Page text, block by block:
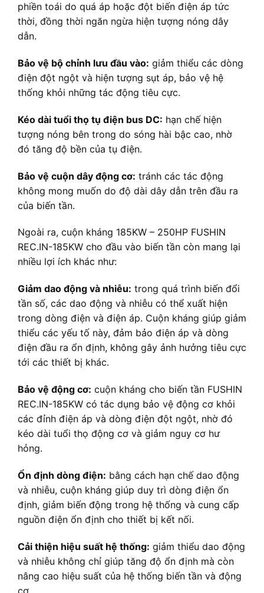
phiền toái do quá áp hoặc đột biến điện áp tức
thời, đồng thời ngăn ngừa hiện tượng nóng dây
dẫn.
Bảo vệ bộ chỉnh lưu đầu vào: giảm thiểu các dòng
điện đột ngột và hiện tượng sụt áp, bảo vệ hệ
thống khỏi những tác động tiêu cực.
Kéo dài tuổi thọ tụ điện bus DC: hạn chế hiện
tượng nóng bên trong do sóng hài bậc cao, nhờ
đó tăng độ bền của tụ điện.
Bảo vệ cuộn dây động cơ: tránh các tác động
không mong muốn do độ dài dây dẫn trên đầu ra
của biến tần.
Ngoài ra, cuộn kháng 185KW – 250HP FUSHIN
REC.IN-185KW cho đầu vào biến tần còn mang lại
nhiều lợi ích khác như:
Giảm dao động và nhiễu: trong quá trình biến đổi
tần số, các dao động và nhiễu có thể xuất hiện
trong dòng điện và điện áp. Cuộn kháng giúp giảm
thiểu các yếu tố này, đảm bảo điện áp và dòng
điện đầu ra ổn định, không gây ảnh hưởng tiêu cực
tới các thiết bị khác.
Bảo vệ động cơ: cuộn kháng cho biến tần FUSHIN
REC.IN-185KW có tác dụng bảo vệ động cơ khỏi
các đỉnh điện áp và dòng điện đột ngột, nhờ đó
kéo dài tuổi thọ động cơ và giảm nguy cơ hư
hỏng.
Ổn định dòng điện: bằng cách hạn chế dao động
và nhiễu, cuộn kháng giúp duy trì dòng điện ổn
định, giảm biến động trong hệ thống và cung cấp
nguồn điện ổn định cho thiết bị kết nối.
Cải thiện hiệu suất hệ thống: giảm thiểu dao động
và nhiễu không chỉ giúp tăng độ ổn định mà còn
nâng cao hiệu suất của hệ thống biến tần và động
cơ.